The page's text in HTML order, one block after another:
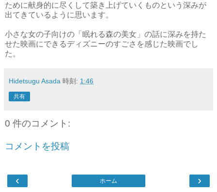
ために献身的に尽くして築き上げていくものという深みが
出てきているように思います。
小さな女の子向けの「眠れる森の美女」の話に深みを持た
せた映画にできるディズニーのすごさを感じた映画でし
た。
Hidetsugu Asada 時刻: 1:46
共有
0 件のコメント:
コメントを投稿
‹ ›
ホーム